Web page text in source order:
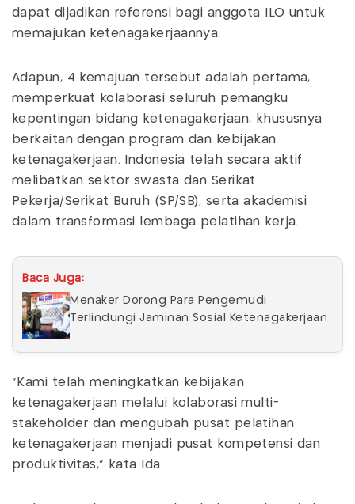
dapat dijadikan referensi bagi anggota ILO untuk
memajukan ketenagakerjaannya.
Adapun, 4 kemajuan tersebut adalah pertama,
memperkuat kolaborasi seluruh pemangku
kepentingan bidang ketenagakerjaan, khususnya
berkaitan dengan program dan kebijakan
ketenagakerjaan. Indonesia telah secara aktif
melibatkan sektor swasta dan Serikat
Pekerja/Serikat Buruh (SP/SB), serta akademisi
dalam transformasi lembaga pelatihan kerja.
Baca Juga:
Menaker Dorong Para Pengemudi
Terlindungi Jaminan Sosial Ketenagakerjaan
“Kami telah meningkatkan kebijakan
ketenagakerjaan melalui kolaborasi multi-
stakeholder dan mengubah pusat pelatihan
ketenagakerjaan menjadi pusat kompetensi dan
produktivitas,” kata Ida.